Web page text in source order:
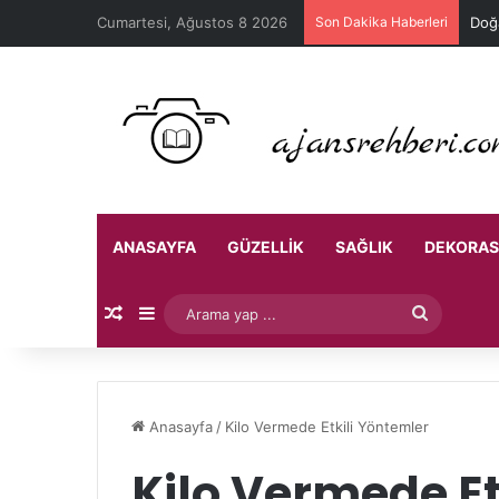
Cumartesi, Ağustos 8 2026 Son Dakika Haberleri
ANASAYFA GÜZELLIK SAĞLIK
Rastgele Makale
Kenar Bölmesi
Arama
yap
Anasayfa / Kilo Vermede Etkili Yöntemler